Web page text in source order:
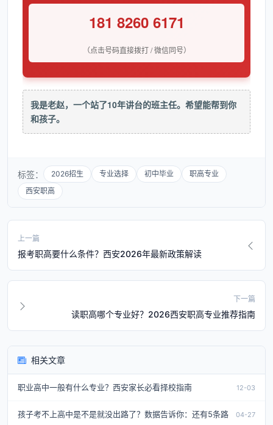
181 8260 6171
（点击号码直接拨打 / 微信同号）
我是老赵，一个站了10年讲台的班主任。希望能帮到你
和孩子。
标签： 2026招生 专业选择 初中毕业
职高专业
西安职高
上一篇
报考职高要什么条件？西安2026年最新政策解读
下一篇
读职高哪个专业好？2026西安职高专业推荐指南
相关文章
职业高中一般有什么专业？西安家长必看择校指南 12-03
孩子考不上高中是不是就没出路了？数据告诉你：还有5条路 04-27